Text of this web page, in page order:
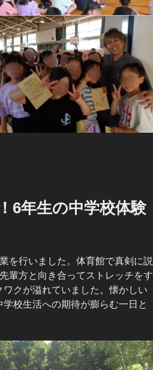
6年生の中学校体験
を行いました。体育館で真剣に説
輩方と向き合ってストレッチをす
クが溢れていました。懐かしい
校生活への期待が膨らむ一日と